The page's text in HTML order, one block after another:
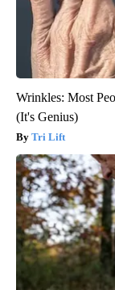
Wrinkles: Most
(It's Genius)
Tri Lift